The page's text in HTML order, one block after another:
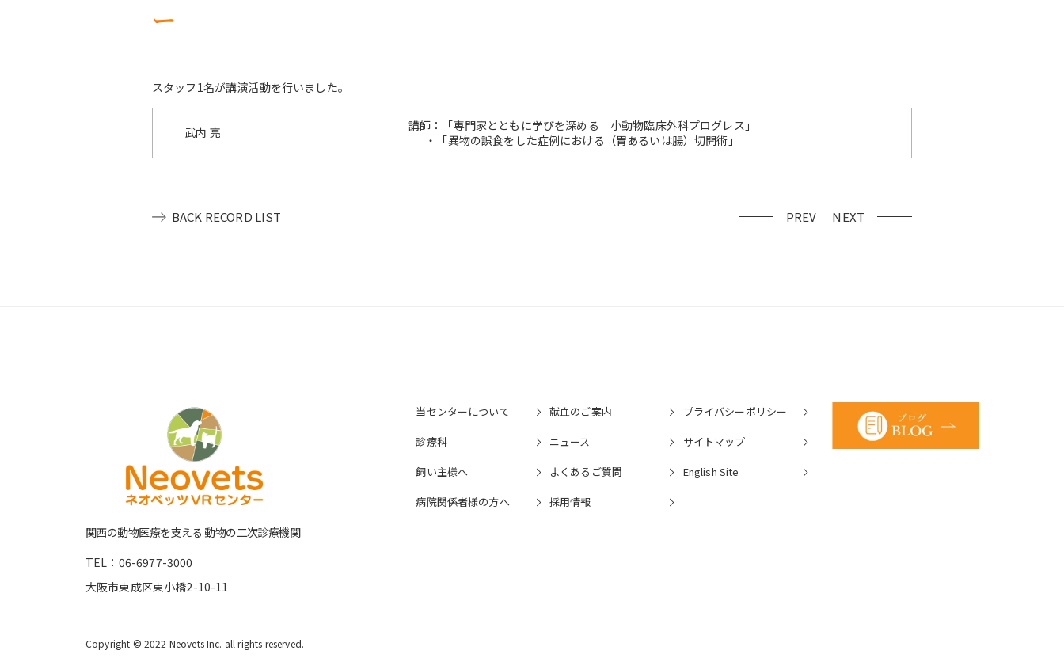
ー
スタッフ1名が講演活動を行いました。
武内 亮
講師：「専門家とともに学びを深める 小動物臨床外科プログレス」
・「異物の誤食をした症例における（胃あるいは腸）切開術」
PREV NEXT
BACK RECORD LIST
関⻄の動物医療を⽀える 動物の⼆次診療機関
TEL：06-6977-3000
大阪市東成区東小橋2-10-11
当センターについて
診療科
飼い主様へ
病院関係者様の⽅へ
献血のご案内
ニュース
よくあるご質問
採⽤情報
プライバシーポリシー
サイトマップ
English Site
Copyright © 2022 Neovets Inc. all rights reserved.